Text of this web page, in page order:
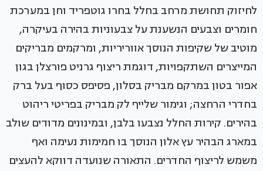
לחיזוק תחושת מרחב בחלל בחרו גוטפריד וחן במערכת
חומרים וצבעים הנשענת על צבעוניות בהירה בעיקרה,
מוטיב של שקיפות הנוסך אווריריות, ומרקמים מבריקים
המייצרים השתקפויות, דוגמת ריצוף גרניט פורצלן בגון
אפור בטון במרקם מבריק בסלון, פסיפס כסוף בעל ברק
בחדרי הרחצה; וגימור שלייף לק מבריק בפריטי ריהוט
בהירים. קירות החלל נצבעו בלבן, ובמינונים מדודים שולב
במארג הבהיר עץ אלון הנוסך בו חמימות נעימה ואף
משמש לריצוף החדרים. התאורה שנועדה דווקא להעצים